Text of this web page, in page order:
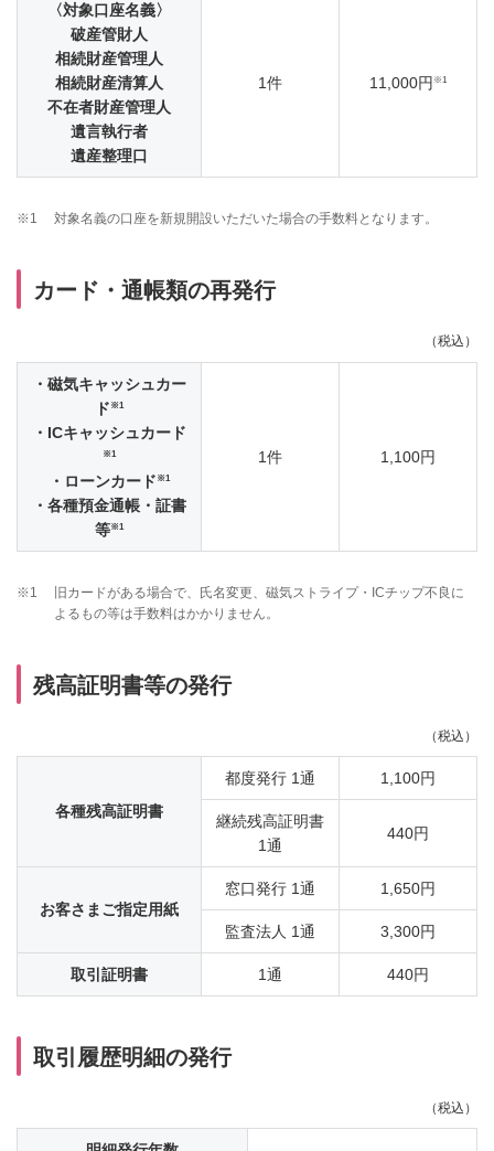
〈対象口座名義〉
破産管財人
相続財産管理人
相続財産清算人
不在者財産管理人
遺言執行者
遺産整理口
1件 11,000円 ※1
※1 対象名義の口座を新規開設いただいた場合の手数料となります。
カード・通帳類の再発行
（税込）
・磁気キャッシュカー
ド ※1
・ICキャッシュカード
※1
・ローンカード ※1
・各種預金通帳・証書
等※1
1件 1,100円
※1
旧カードがある場合で、氏名変更、磁気ストライプ・ICチップ不良に
よるもの等は手数料はかかりません。
残高証明書等の発行
（税込）
各種残高証明書
都度発行 1通 1,100円
継続残高証明書
1通
440円
お客さまご指定用紙
窓口発行 1通 1,650円
監査法人 1通 3,300円
取引証明書 1通 440円
取引履歴明細の発行
（税込）